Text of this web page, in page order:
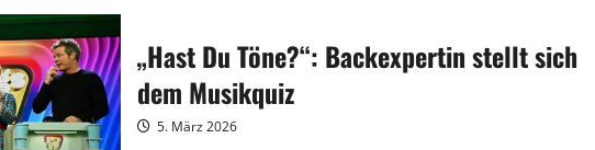
Saison
mit
drei
Auftritten
für
„Hast Du Töne?“: Backexpertin stellt sich
dem Musikquiz
5. März 2026